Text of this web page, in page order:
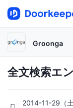
Groonga
全文検索エ
2014-11-29（